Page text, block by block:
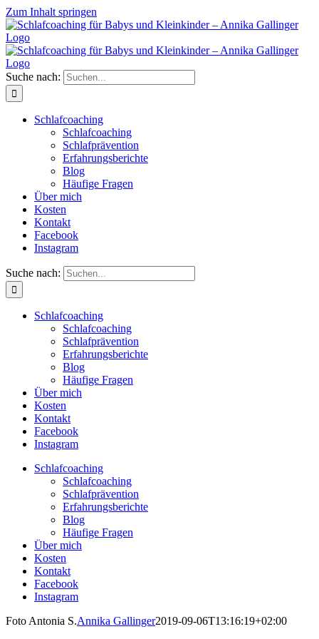
Zum Inhalt springen
Suche nach:
Schlafcoaching
Schlafcoaching
Schlafprävention
Erfahrungsberichte
Blog
Häufige Fragen
Über mich
Kosten
Kontakt
Facebook
Instagram
Suche nach:
Schlafcoaching
Schlafcoaching
Schlafprävention
Erfahrungsberichte
Blog
Häufige Fragen
Über mich
Kosten
Kontakt
Facebook
Instagram
Schlafcoaching
Schlafcoaching
Schlafprävention
Erfahrungsberichte
Blog
Häufige Fragen
Über mich
Kosten
Kontakt
Facebook
Instagram
Foto Antonia S.Annika Gallinger2019-09-06T13:16:19+02:00